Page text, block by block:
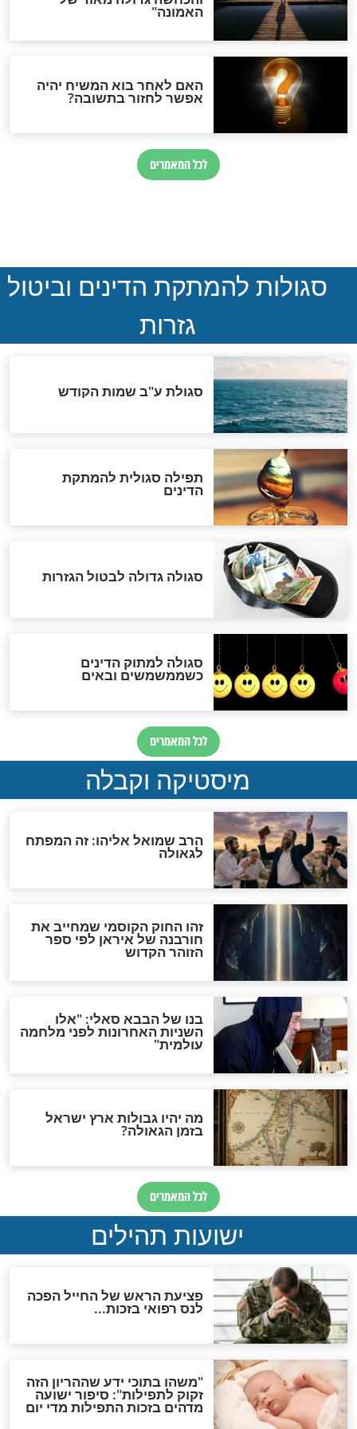
הותר לפרסום: לוחמי מילואים
נהרגו בדרום לבנון
המסמך האבוד שנחשף
במרתפי מוסקבה: כתב היד
הנדיר של הרשב"ם התגלה
שורדת השואה שחוגגת 100:
"מודה לקב"ה על כל השנים"
לכל המאמרים
אחרית הימים
האם אפשר לחשב את הקץ?
מה יהיה בימות המשיח?
"לפני הגאולה תהיה אפיקורסות
והכחשה גדולה מאוד של
האמונה"
האם לאחר בוא המשיח יהיה
אפשר לחזור בתשובה?
לכל המאמרים
להמתקת הדינים וביטול
גזרות
סגולת ע"ב שמות הקודש